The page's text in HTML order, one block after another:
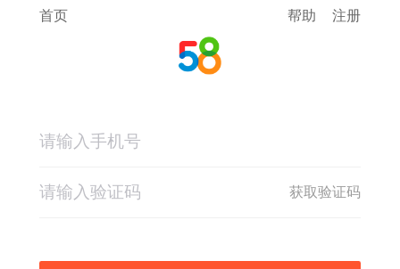
首页 帮助 注册
获取验证码